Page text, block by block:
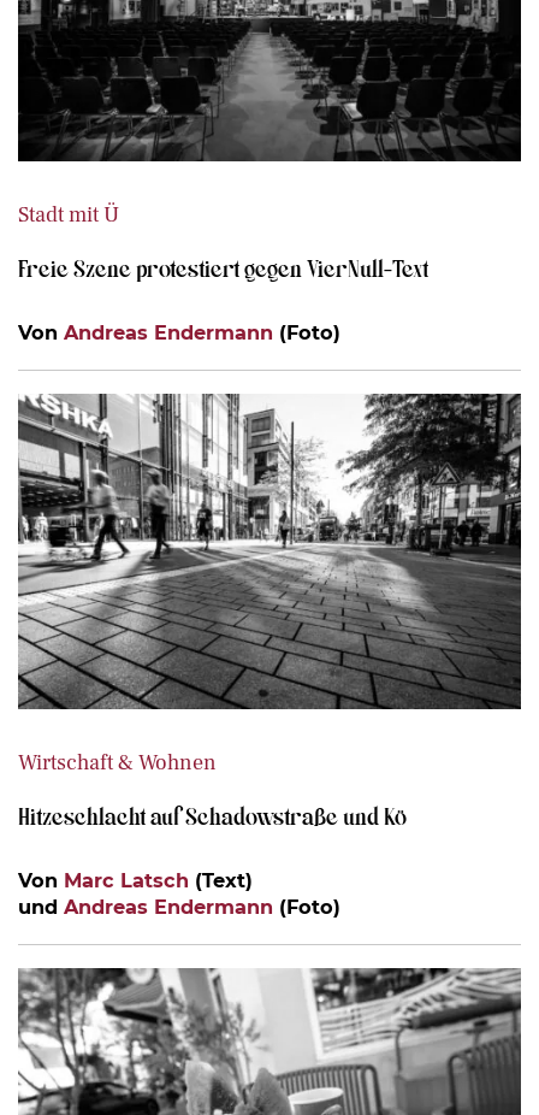
Stadt mit Ü
Freie Szene protestiert gegen VierNull-Text
Von Andreas Endermann (Foto)
Wirtschaft & Wohnen
Hitzeschlacht auf Schadowstraße und Kö
Von Marc Latsch (Text)
und Andreas Endermann (Foto)